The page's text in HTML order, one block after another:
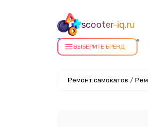
scooter-iq.ru
Ремонт самокатов в Вологде
ВЫБЕРИТЕ БРЕНД
Ремонт самокатов /